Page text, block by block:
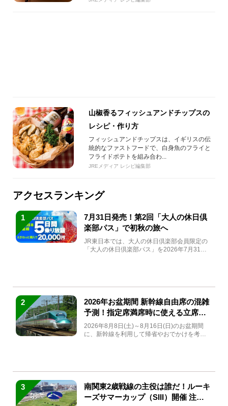
山椒香るフィッシュアンドチップスの
レシピ・作り方
フィッシュアンドチップスは、イギリスの伝
統的なファストフードで、白身魚のフライと
フライドポテトを組み合わ...
JREメディア レシピ編集部
アクセスランキング
1
7月31日発売！第2回「大人の休日倶
楽部パス」で初秋の旅へ
JR東日本では、大人の休日倶楽部会員限定の
「大人の休日倶楽部パス」を2026年7月31日
2
2026年お盆期間 新幹線自由席の混雑
予測！指定席満席時に使える立席特
急券も解説
2026年8月8日(土)～8月16日(日)のお盆期間
に、新幹線を利用して帰省やおでかけを考え
3
南関東2歳戦線の主役は誰だ！ルーキ
ーズサマーカップ（SIII）開催 注目